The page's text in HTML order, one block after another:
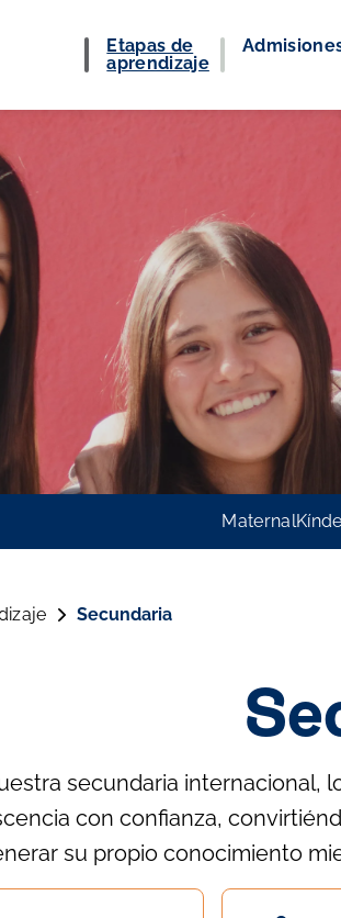
Etapas de
aprendizaje
Maternal
Secundaria
secundaria internacional,
con confianza,
su propio conocimiento